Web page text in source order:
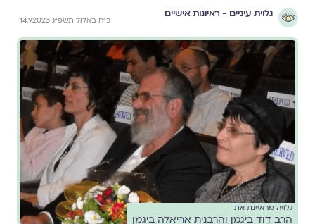
גלוית עיניים - ראיונות אישיים
כ״ח באלול תשפ״ג 14.9.2023
גלויה מראיינת את
הרב דוד ביגמן והרבנית אריאלה ביגמן